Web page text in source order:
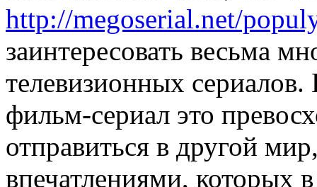
http://megoserial.net/
заинтересовать весьма
телевизионных
фильм-сериал это
отправиться в другой
впечатлениями, которых